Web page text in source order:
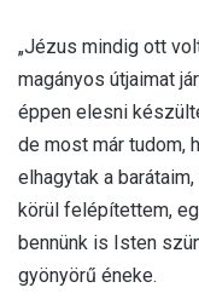
„Jézus mindig ott
magányos útjaimat
éppen elesni
de most már tudom,
elhagytak a
körül felépítettem,
bennünk is Isten
gyönyörű éneke.